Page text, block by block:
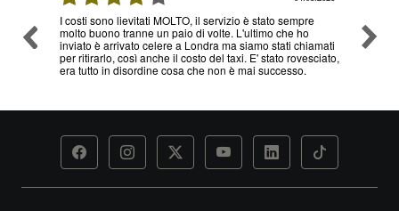
Ottimo servizio e prezzi, ritiro e consegna senza nessun
problema , sono già diverse volte che utilizzo il loro
servizio